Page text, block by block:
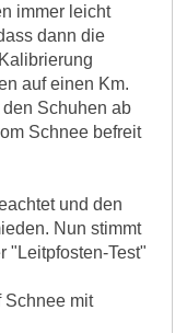
immer leicht
dann die
auf einen Km.
Schuhen ab
Schnee befreit
und den
Nun stimmt
"Leitpfosten-Test"
Schnee mit